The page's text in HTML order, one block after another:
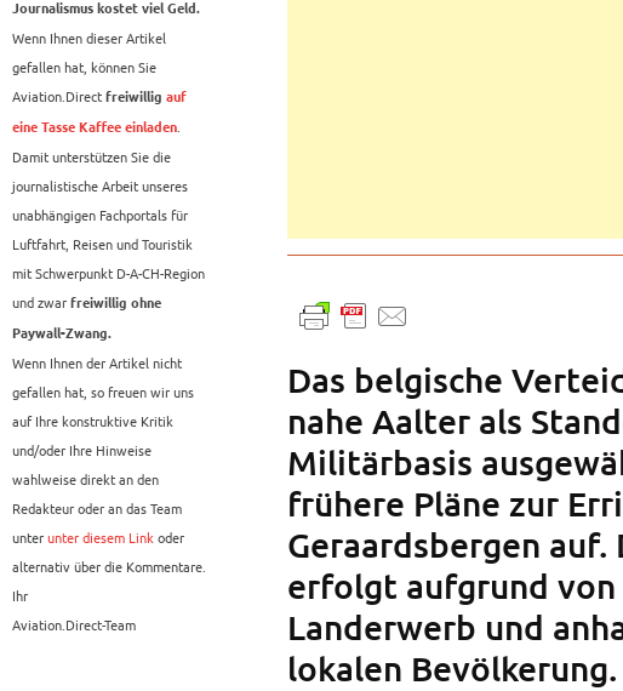
Journalismus kostet viel Geld.
Wenn Ihnen dieser Artikel
gefallen hat, können Sie
Aviation.Direct freiwillig auf
eine Tasse Kaffee einladen
Damit unterstützen Sie die
journalistische Arbeit unseres
unabhängigen Fachportals für
Luftfahrt, Reisen und Touristik
mit Schwerpunkt D-A-CH-Region
und zwar freiwillig ohne
Paywall-Zwang.
Wenn Ihnen der Artikel nicht
gefallen hat, so freuen wir uns
auf Ihre konstruktive Kritik
und/oder Ihre Hinweise
wahlweise direkt an den
Redakteur oder an das Team
unterunter diesem Link oder
alternativ über die Kommentare.
Ihr
Aviation.Direct-Team
Das belgische
nahe Aalter als
Militärbasis
frühere Pläne zur
Geraardsbergen auf.
erfolgt aufgrund
Landerwerb und
lokalen Bevölkerung.